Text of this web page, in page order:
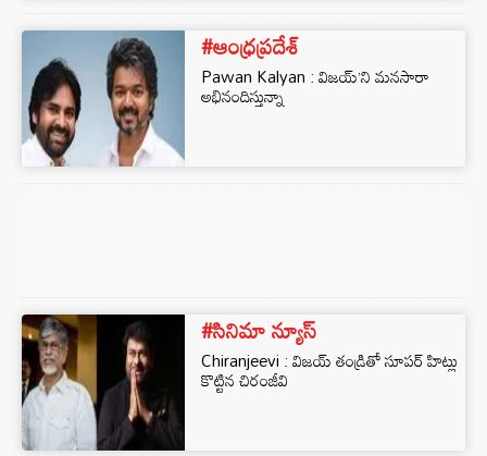
#ఆంధ్రప్రదేశ్
Pawan Kalyan : విజయ్’ని మనసారా
అభినందిస్తున్నా
#సినిమా న్యూస్
Chiranjeevi : విజయ్ తండ్రితో సూపర్ హిట్లు
కొట్టిన చిరంజీవి